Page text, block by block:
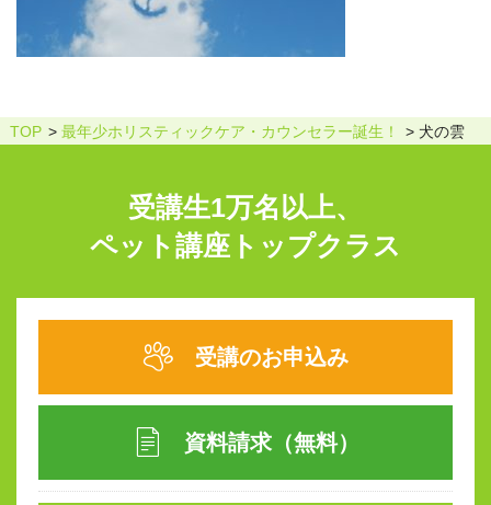
TOP 最年少ホリスティックケア・カウンセラー誕生！ 犬の雲
受講生1万名以上、
ペット講座トップクラス
受講のお申込み
資料請求（無料）